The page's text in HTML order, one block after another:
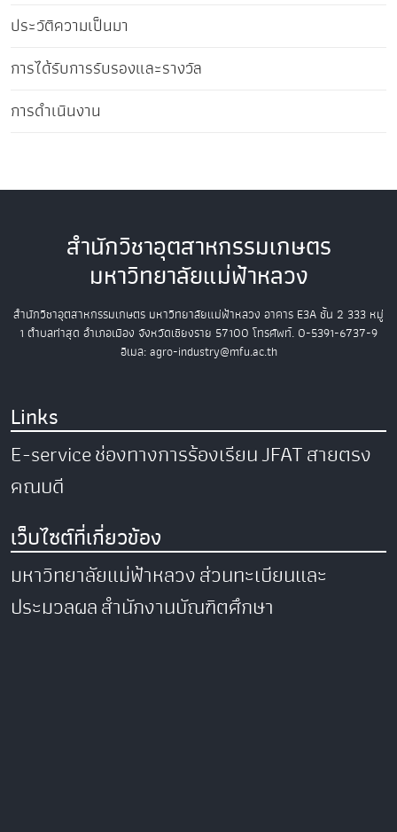
ประวัติความเป็นมา
การได้รับการรับรองและรางวัล
การดำเนินงาน
สำนักวิชาอุตสาหกรรมเกษตร
มหาวิทยาลัยแม่ฟ้าหลวง
สำนักวิชาอุตสาหกรรมเกษตร มหาวิทยาลัยแม่ฟ้าหลวง อาคาร E3A ชั้น 2 333 หมู่
1 ตำบลท่าสุด อำเภอเมือง จังหวัดเชียงราย 57100 โทรศัพท์. 0-5391-6737-9
อีเมล: agro-industry@mfu.ac.th
Links
E-serviceช่องทางการร้องเรียนJFATสายตรง
คณบดี
เว็บไซต์ที่เกี่ยวข้อง
มหาวิทยาลัยแม่ฟ้าหลวงส่วนทะเบียนและ
ประมวลผลสำนักงานบัณฑิตศึกษา